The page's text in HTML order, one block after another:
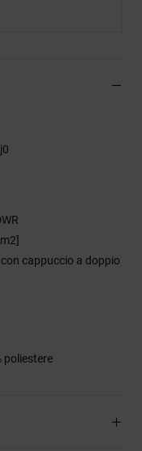
cappuccio a doppio
poliestere